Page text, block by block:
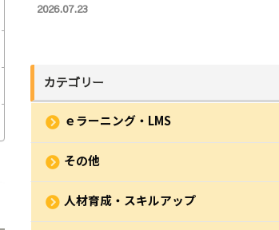
2026.07.23
カテゴリー
ｅラーニング・LMS
その他
人材育成・スキルアップ